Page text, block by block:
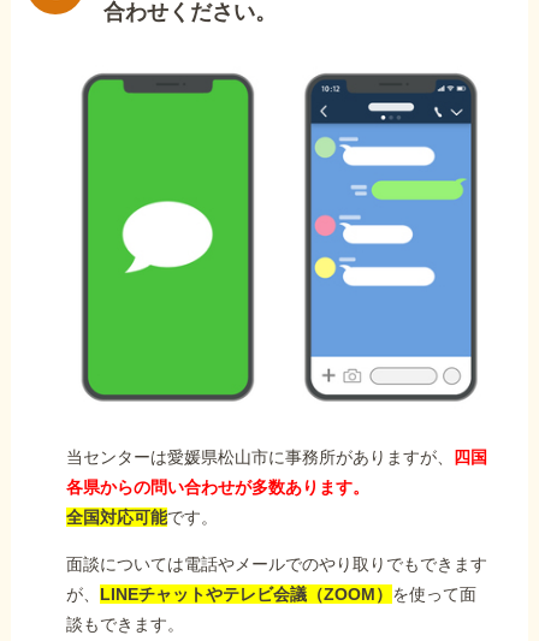
合わせください。
当センターは愛媛県松山市に事務所がありますが、
四国
各県からの問い合わせが多数あります。
全国対応可能です。
面談については電話やメールでのやり取りでもできます
が、 LINEチャットやテレビ会議（ZOOM） を使って面
談もできます。